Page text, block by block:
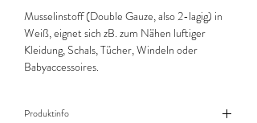
Musselinstoff (Double Gauze, also 2-lagig) in
Weiß, eignet sich zB. zum Nähen luftiger
Kleidung, Schals, Tücher, Windeln oder
Babyaccessoires.
Produktinfo